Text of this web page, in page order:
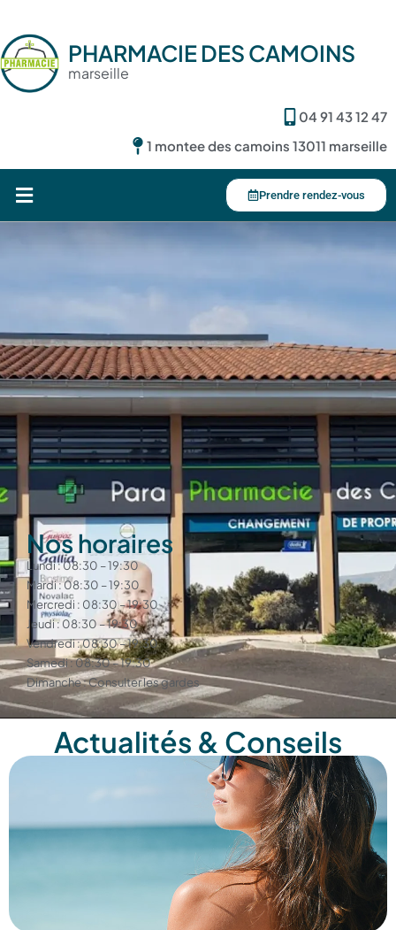
PHARMACIE DES CAMOINS
marseille
04 91 43 12 47
1 montee des camoins 13011 marseille
Prendre rendez-vous
Nos horaires
Lundi : 08:30 – 19:30
Mardi : 08:30 – 19:30
Mercredi : 08:30 – 19:30
Jeudi : 08:30 – 19:30
Vendredi : 08:30 – 19:30
Samedi : 08:30 – 19:30
Dimanche : Consulter les gardes
Actualités & Conseils